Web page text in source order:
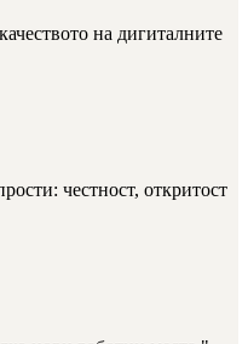
на дигиталните
честност, откритост